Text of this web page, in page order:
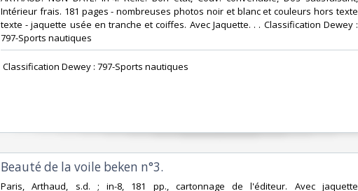
Intérieur frais. 181 pages - nombreuses photos noir et blanc et couleurs hors texte
texte - jaquette usée en tranche et coiffes. Avec Jaquette. . . Classification Dewey :
797-Sports nautiques‎
‎ Classification Dewey : 797-Sports nautiques‎
‎Beauté de la voile beken n°3. ‎
‎Paris, Arthaud, s.d. ; in-8, 181 pp., cartonnage de l'éditeur. Avec jaquette